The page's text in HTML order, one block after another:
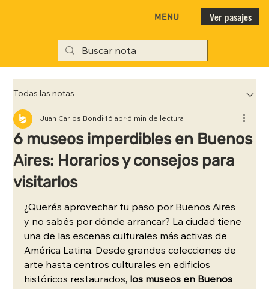
MENU Ver pasajes
Todas las notas
6 museos imperdibles en Buenos
Aires: Horarios y consejos para
visitarlos
Juan Carlos Bondi 16 abr 6 min de lectura
¿Querés aprovechar tu paso por Buenos Aires
y no sabés por dónde arrancar? La ciudad tiene
una de las escenas culturales más activas de
América Latina. Desde grandes colecciones de
arte hasta centros culturales en edificios
históricos restaurados, los museos en Buenos